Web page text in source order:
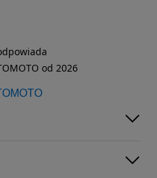
od 2026